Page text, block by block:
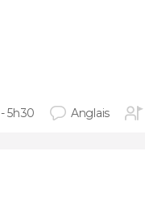
5h30 Anglais